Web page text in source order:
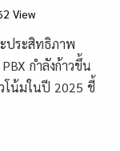
View
ประสิทธิภาพ
กำลังก้าวขึ้น
โน้มในปี 2025 ชี้